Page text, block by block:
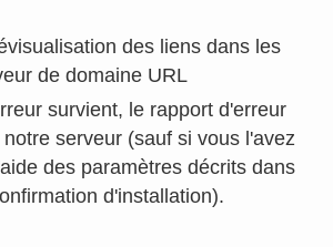
des liens dans les
de domaine URL
survient, le rapport d'erreur
serveur (sauf si vous l'avez
des paramètres décrits dans
d'installation).